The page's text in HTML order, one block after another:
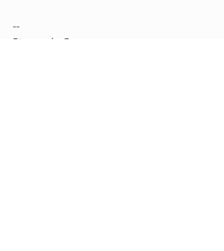
--
Pierpaolo Basso